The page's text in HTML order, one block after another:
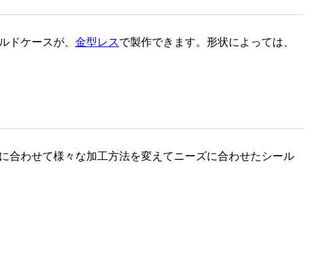
ドケースが、 金型レスで製作できます。形状によっては、
合わせて様々な加工方法を変えてニーズに合わせたシール